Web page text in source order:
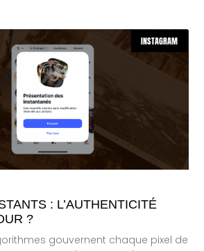
INSTAGRAM
: L’AUTHENTICITÉ
?
gouvernent chaque pixel de